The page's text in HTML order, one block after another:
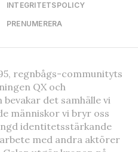
INTEGRITETSPOLICY
PRENUMERERA
regnbågs-communityts
QX och
det samhälle vi
människor vi bryr oss
identitetsstärkande
med andra aktörer